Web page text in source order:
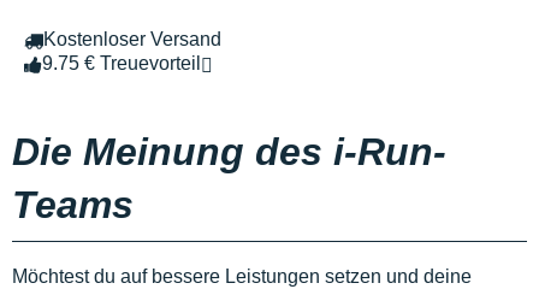
Kostenloser Versand
9.75 € Treuevorteil
Die Meinung des i-Run-
Teams
Möchtest du auf bessere Leistungen setzen und deine